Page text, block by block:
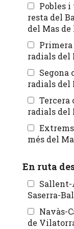
Pobles
resta del
del Mas de
Primera
radials del
Segona
radials del
Tercera
radials del
més del
En ruta
Saserra-
Navàs-
de